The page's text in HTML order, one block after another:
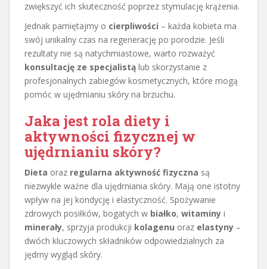
zwiększyć ich skuteczność poprzez stymulację krążenia.
Jednak pamiętajmy o cierpliwości – każda kobieta ma
swój unikalny czas na regenerację po porodzie. Jeśli
rezultaty nie są natychmiastowe, warto rozważyć
konsultację ze specjalistą lub skorzystanie z
profesjonalnych zabiegów kosmetycznych, które mogą
pomóc w ujędrnianiu skóry na brzuchu.
Jaka jest rola diety i
aktywności fizycznej w
ujędrnianiu skóry?
Dieta oraz regularna aktywność fizyczna są
niezwykle ważne dla ujędrniania skóry. Mają one istotny
wpływ na jej kondycję i elastyczność. Spożywanie
zdrowych posiłków, bogatych w białko, witaminy i
minerały, sprzyja produkcji kolagenu oraz elastyny –
dwóch kluczowych składników odpowiedzialnych za
jędrny wygląd skóry.